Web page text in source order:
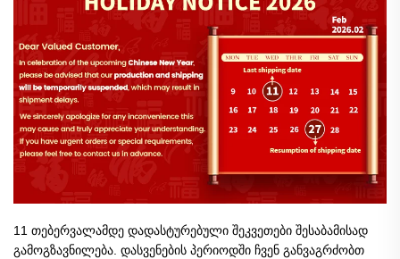
11 თებერვალამდე დადასტურებული შეკვეთები შესაბამისად
გამოგზავნილება. დასვენების პერიოდში ჩვენ განვაგრძობთ